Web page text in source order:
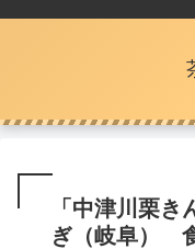
「中津川栗
ぎ（岐阜）